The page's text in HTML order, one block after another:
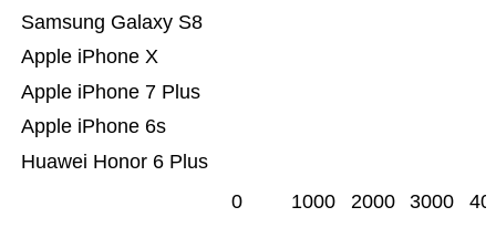
Huawei Honor 6 Plus
Apple iPhone 6s
Apple iPhone 7 Plus
Apple iPhone X
Samsung Galaxy S8
0 1000 2000 3000